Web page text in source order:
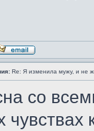
Re: Я изменила мужу, и не
со
чувствах